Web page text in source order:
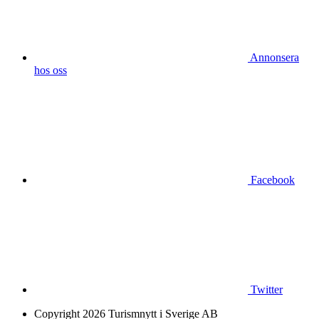
Annonsera
hos oss
Facebook
Twitter
Copyright 2026 Turismnytt i Sverige AB